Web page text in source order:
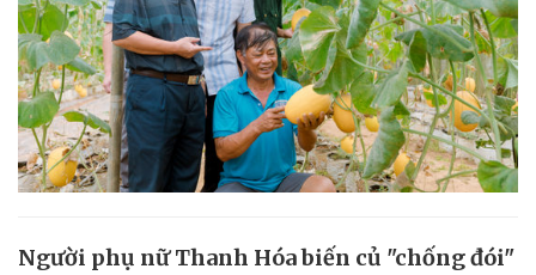
Người phụ nữ Thanh Hóa biến củ "chống đói"